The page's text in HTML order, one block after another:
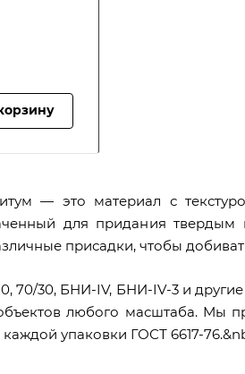
— это материал с
для придания твердым
присадки, чтобы
70/30, БНИ-IV, БНИ-IV-3 и
любого масштаба. Мы
каждой упаковки ГОСТ 6617-